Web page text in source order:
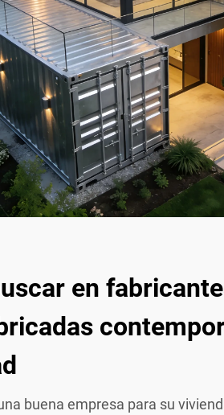
en
buena empresa para su